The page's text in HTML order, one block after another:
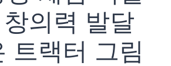
의력 발달
트랙터 그림